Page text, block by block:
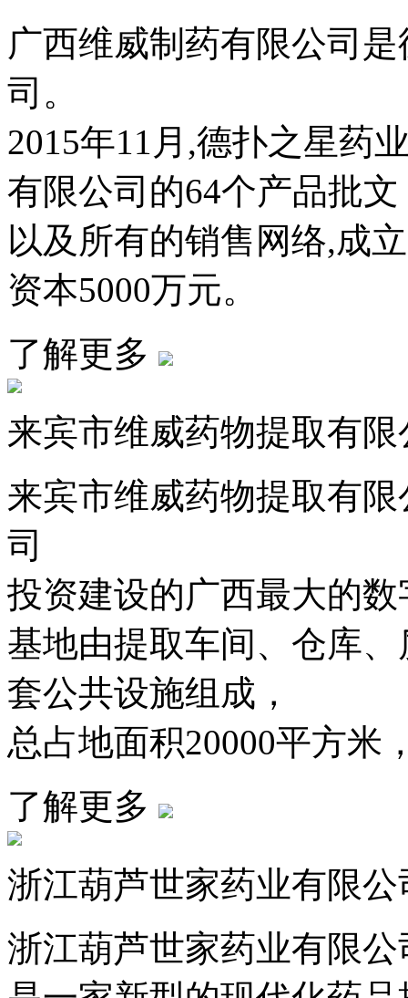
广西维威制药有限公司
司。
2015年11月,德扑之星药
有限公司的64个产品批文
以及所有的销售网络,成立
资本5000万元。
了解更多
来宾市维威药物提取有限
来宾市维威药物提取有
司
投资建设的广西最大的数
基地由提取车间、仓库
套公共设施组成，
总占地面积20000平方米
了解更多
浙江葫芦世家药业有限公
浙江葫芦世家药业有限公